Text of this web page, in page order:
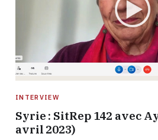
INTERVIEW
Syrie : SitRep 142 avec
avril 2023)